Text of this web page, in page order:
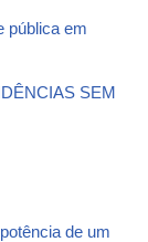
pública em
SEM
de um